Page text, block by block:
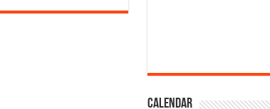
Calendar